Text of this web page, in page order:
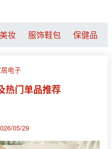
妆 服饰鞋包 保健品
电子
热门单品推荐
05/29